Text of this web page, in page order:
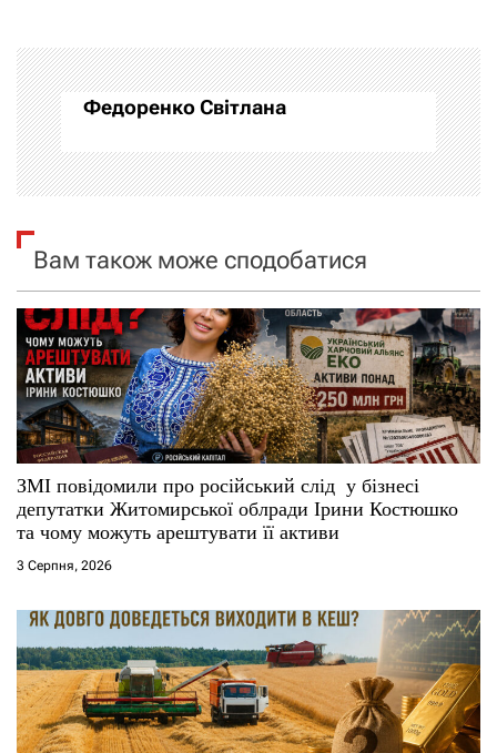
а
ц
і
а
п
и
с
і
в
Федоренко Світлана
Вам також може сподобатися
ЗМІ повідомили про російський слід у бізнесі
депутатки Житомирської облради Ірини Костюшко
та чому можуть арештувати її активи
3 Серпня, 2026